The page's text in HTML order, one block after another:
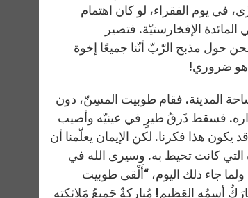
1-2). كم يكون مناسبًا وذا مغزًى، في يوم الفقراء، لو كان اهتمام
الإفخارستيّة. فتصير
حول مذبح الرّبّ أنّنا جميعًا إخوة
هو ضروري!
المدينة. فقام طوبيت المسِنّ، دون
داره. فسقط ذَرقُ طيرٍ في عينيّه وأصيب
قد يكون هذا فكرنا. لكن الإيمان يعلّمنا أن
كانت تحيط به. وسيرى الله في
جاء ذلك اليوم، “أَلْقى طوبيت
أسمُه العَظيم! مُباركةٌ جَميعُ مَلائكتِه